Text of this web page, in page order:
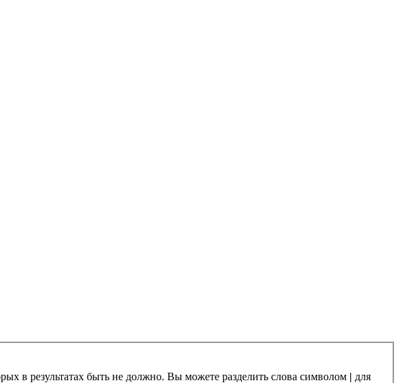
в результатах быть не должно. Вы можете разделить слова символом | для